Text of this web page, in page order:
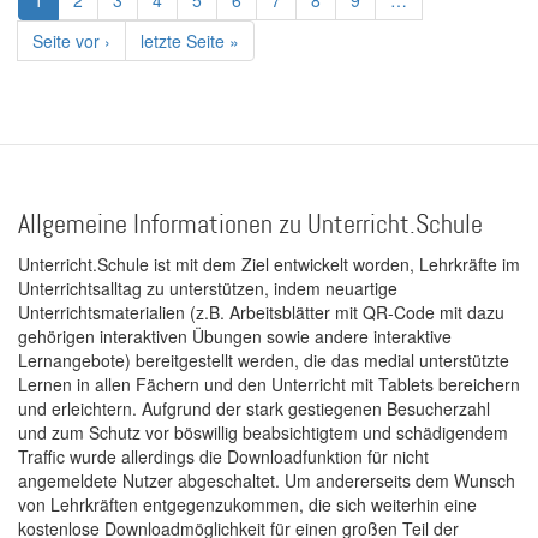
Seite
Nächste
Seite
Seite vor ›
Letzte
Seite
letzte Seite »
Allgemeine Informationen zu Unterricht.Schule
Unterricht.Schule ist mit dem Ziel entwickelt worden, Lehrkräfte im
Unterrichtsalltag zu unterstützen, indem neuartige
Unterrichtsmaterialien (z.B. Arbeitsblätter mit QR-Code mit dazu
gehörigen interaktiven Übungen sowie andere interaktive
Lernangebote) bereitgestellt werden, die das medial unterstützte
Lernen in allen Fächern und den Unterricht mit Tablets bereichern
und erleichtern. Aufgrund der stark gestiegenen Besucherzahl
und zum Schutz vor böswillig beabsichtigtem und schädigendem
Traffic wurde allerdings die Downloadfunktion für nicht
angemeldete Nutzer abgeschaltet. Um andererseits dem Wunsch
von Lehrkräften entgegenzukommen, die sich weiterhin eine
kostenlose Downloadmöglichkeit für einen großen Teil der